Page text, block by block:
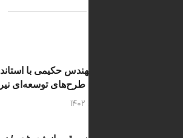
دیدار مهندس حکیمی با استاندار خوزستان/
پیگیری طرح‌های توسعه‌ای نیروگاه بهبهان